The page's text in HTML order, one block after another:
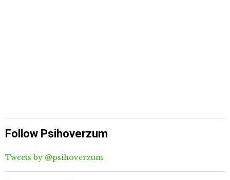
Follow Psihoverzum
Tweets by @psihoverzum